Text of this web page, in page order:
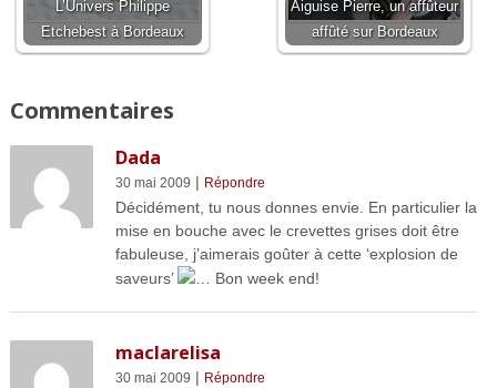
L’Univers Philippe
Etchebest à Bordeaux
Aiguise Pierre, un affûteur
affûté sur Bordeaux
Commentaires
Dada
30 mai 2009 | Répondre
Décidément, tu nous donnes envie. En particulier la
mise en bouche avec le crevettes grises doit être
fabuleuse, j’aimerais goûter à cette ‘explosion de
saveurs’
… Bon week end!
maclarelisa
30 mai 2009 | Répondre